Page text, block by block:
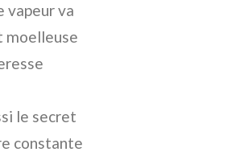
vapeur va
moelleuse
le secret
constante